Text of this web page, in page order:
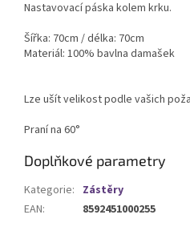
Nastavovací páska kolem krku.
Šířka: 70cm / délka: 70cm
Materiál: 100% bavlna damašek
Lze ušít velikost podle vašich
Praní na 60°
Doplňkové parametry
Kategorie: Zástěry
EAN: 8592451000255